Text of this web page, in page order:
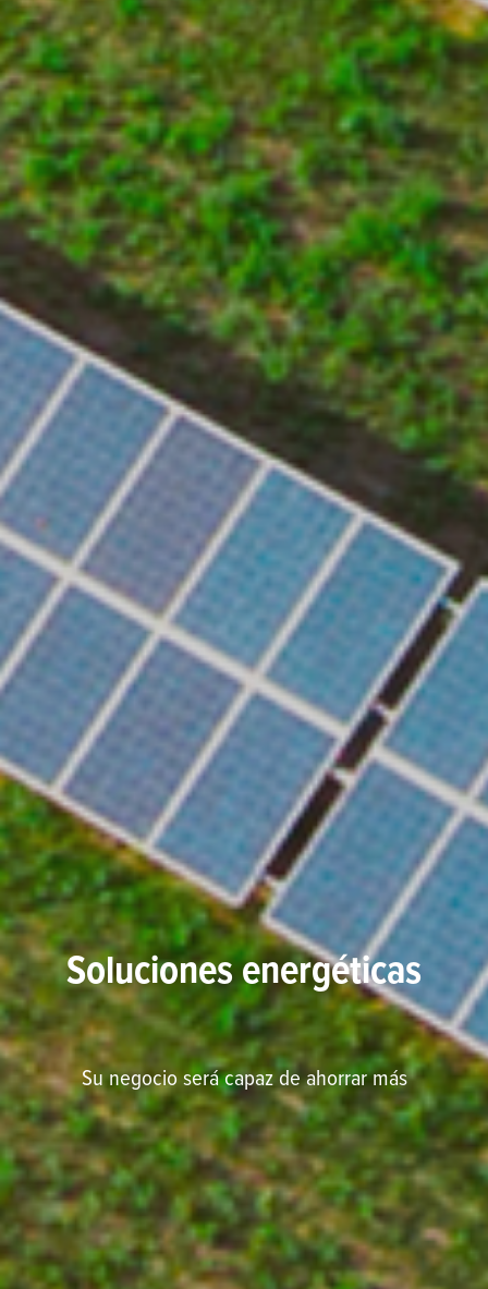
Soluciones energéticas
Su negocio será capaz de ahorrar más